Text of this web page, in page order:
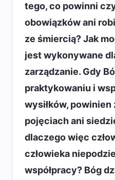
tego, co powinni
obowiązków ani
ze śmiercią? Jak
jest wykonywane
zarządzanie. Gdy
praktykowaniu i
wysiłków,
pojęciach ani
dlaczego więc
człowieka
współpracy? Bóg